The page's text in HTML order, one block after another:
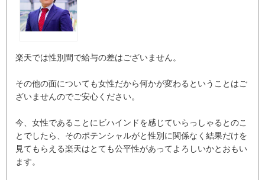
楽天では性別間で給与の差はございません。
その他の面についても女性だから何かが変わるということはご
ざいませんのでご安心ください。
今、女性であることにビハインドを感じていらっしゃるとのこ
とでしたら、そのポテンシャルがと性別に関係なく結果だけを
見てもらえる楽天はとても公平性があってよろしいかとおもい
ます。